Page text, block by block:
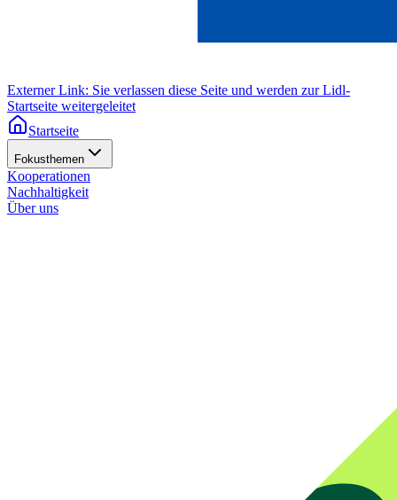
Externer Link: Sie verlassen diese Seite und werden zur Lidl-
Startseite weitergeleitet
Startseite
Fokusthemen
Kooperationen
Nachhaltigkeit
Über uns